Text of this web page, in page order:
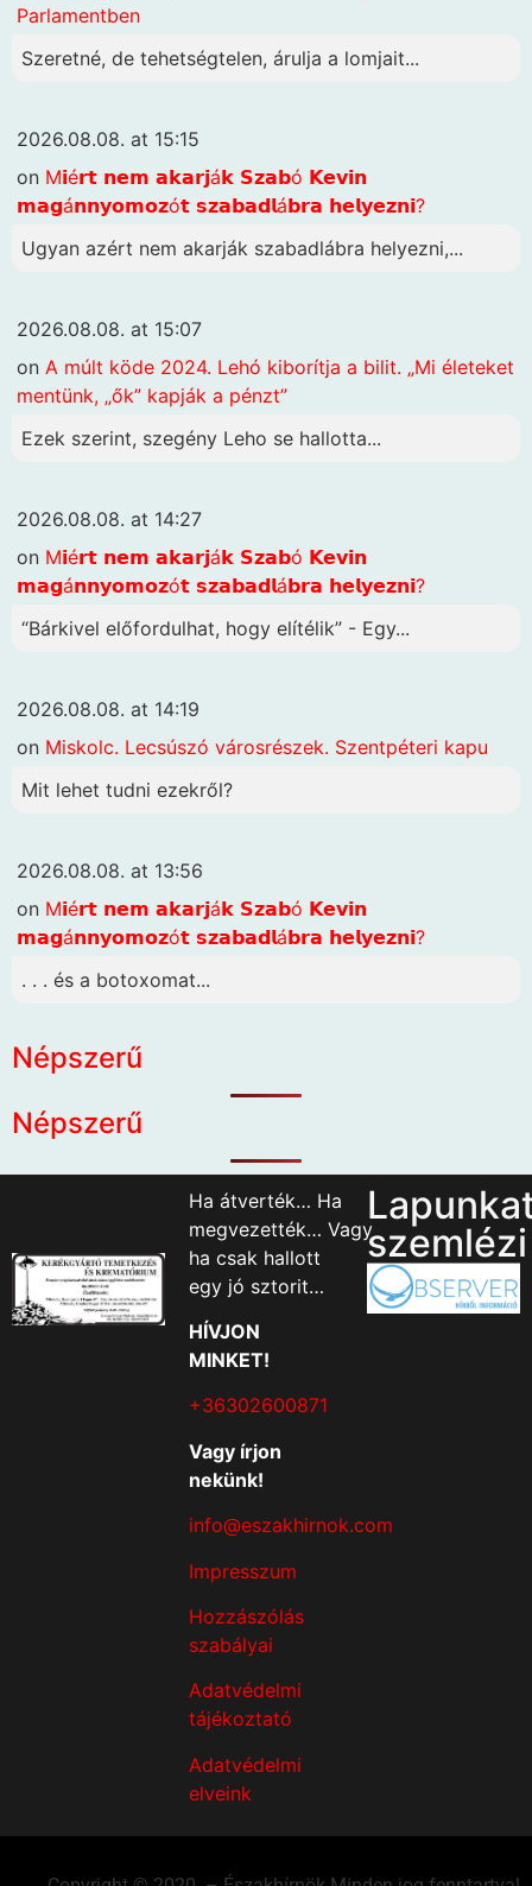
Parlamentben
Szeretné, de tehetségtelen, árulja a lomjait...
2026.08.08. at 15:15
on M𝗶é𝗿𝘁 𝗻𝗲𝗺 𝗮𝗸𝗮𝗿𝗷á𝗸 𝗦𝘇𝗮𝗯ó 𝗞𝗲𝘃𝗶𝗻
𝗺𝗮𝗴á𝗻𝗻𝘆𝗼𝗺𝗼𝘇ó𝘁 𝘀𝘇𝗮𝗯𝗮𝗱𝗹á𝗯𝗿𝗮 𝗵𝗲𝗹𝘆𝗲𝘇𝗻𝗶?
Ugyan azért nem akarják szabadlábra helyezni,...
2026.08.08. at 15:07
on A múlt köde 2024. Lehó kiborítja a bilit. „Mi életeket
mentünk, „ők” kapják a pénzt”
Ezek szerint, szegény Leho se hallotta...
2026.08.08. at 14:27
on M𝗶é𝗿𝘁 𝗻𝗲𝗺 𝗮𝗸𝗮𝗿𝗷á𝗸 𝗦𝘇𝗮𝗯ó 𝗞𝗲𝘃𝗶𝗻
𝗺𝗮𝗴á𝗻𝗻𝘆𝗼𝗺𝗼𝘇ó𝘁 𝘀𝘇𝗮𝗯𝗮𝗱𝗹á𝗯𝗿𝗮 𝗵𝗲𝗹𝘆𝗲𝘇𝗻𝗶?
“Bárkivel előfordulhat, hogy elítélik” - Egy...
2026.08.08. at 14:19
on Miskolc. Lecsúszó városrészek. Szentpéteri kapu
Mit lehet tudni ezekről?
2026.08.08. at 13:56
on M𝗶é𝗿𝘁 𝗻𝗲𝗺 𝗮𝗸𝗮𝗿𝗷á𝗸 𝗦𝘇𝗮𝗯ó 𝗞𝗲𝘃𝗶𝗻
𝗺𝗮𝗴á𝗻𝗻𝘆𝗼𝗺𝗼𝘇ó𝘁 𝘀𝘇𝗮𝗯𝗮𝗱𝗹á𝗯𝗿𝗮 𝗵𝗲𝗹𝘆𝗲𝘇𝗻𝗶?
. . . és a botoxomat...
Népszerű
Népszerű
Ha átverték… Ha
megvezették… Vagy
ha csak hallott
egy jó sztorit…
HÍVJON
MINKET!
+36302600871
Vagy írjon
nekünk!
info@eszakhirnok.com
Impresszum
Hozzászólás
szabályai
Adatvédelmi
tájékoztató
Adatvédelmi
elveink
szemlézi